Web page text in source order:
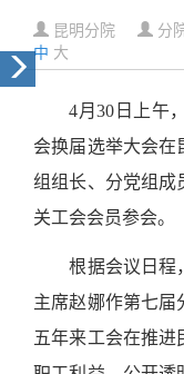
昆明分院 分
中 大
4月30日上午，
会换届选举大会在
组组长、分党组成
关工会会员参会。
根据会议日程，
主席赵娜作第七届
五年来工会在推进